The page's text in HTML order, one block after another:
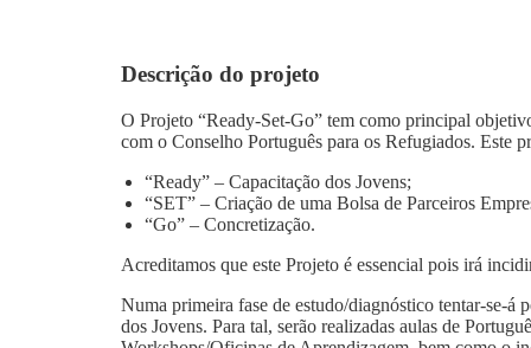
Descrição do projeto
O Projeto “Ready-Set-Go” tem como principal
com o Conselho Português para os Refugiados. Este
“Ready” – Capacitação dos Jovens;
“SET” – Criação de uma Bolsa de Parceiros
“Go” – Concretização.
Acreditamos que este Projeto é essencial pois irá
Numa primeira fase de estudo/diagnóstico tentar-se-á
dos Jovens. Para tal, serão realizadas aulas de